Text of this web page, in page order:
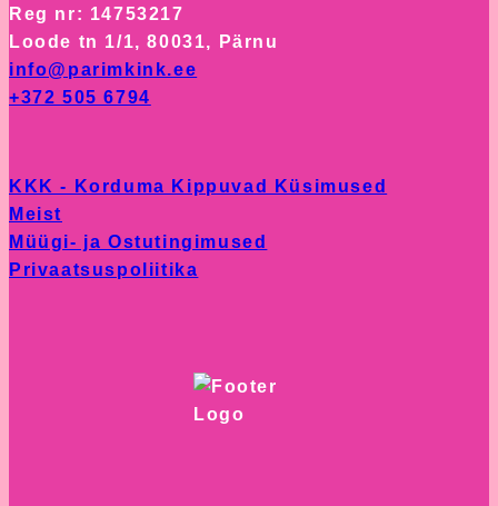
may
be
product
Reg nr: 14753217
Loode tn 1/1, 80031, Pärnu
info@parimkink.ee
+372 505 6794
KKK - Korduma Kippuvad Küsimused
Meist
Müügi- ja Ostutingimused
Privaatsuspoliitika